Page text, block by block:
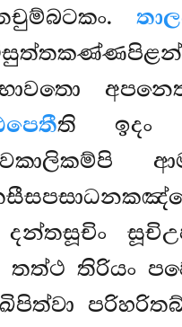
ති ඉදං
තත්ථ තිරියං